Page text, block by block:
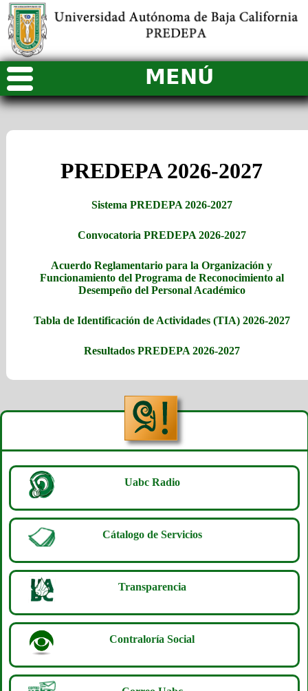
MENÚ
PREDEPA 2026-2027
Sistema PREDEPA 2026-2027
Convocatoria PREDEPA 2026-2027
Acuerdo Reglamentario para la Organización y
Funcionamiento del Programa de Reconocimiento al
Desempeño del Personal Académico
Tabla de Identificación de Actividades (TIA) 2026-2027
Resultados PREDEPA 2026-2027
Uabc Radio
Cátalogo de Servicios
Transparencia
Contraloría Social